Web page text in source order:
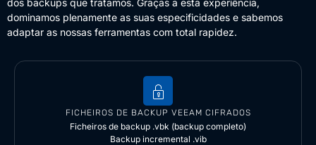
dos backups que tratamos. Graças a esta experiência,
dominamos plenamente as suas especificidades e sabemos
adaptar as nossas ferramentas com total rapidez.
FICHEIROS DE BACKUP VEEAM CIFRADOS
Ficheiros de backup .vbk (backup completo)
Backup incremental .vib